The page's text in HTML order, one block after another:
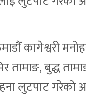
कागेश्वरी
तामाङ, बुद्ध
लुटपाट गरेको